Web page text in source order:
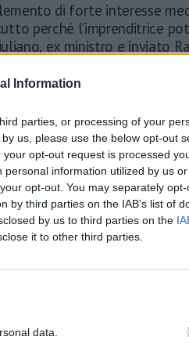
Information
parties, or processing of your
us, please use the below opt-out
opt-out request is processed
information utilized by us
opt-out. You may separately
by third parties on the IAB’s list of
by us to third parties on the
it to other third parties.
data.
di forte interesse
perché l’imprenditrice
ex ministro e inviato
video, evidenzia
dove vogliono arrivare e
conclude.